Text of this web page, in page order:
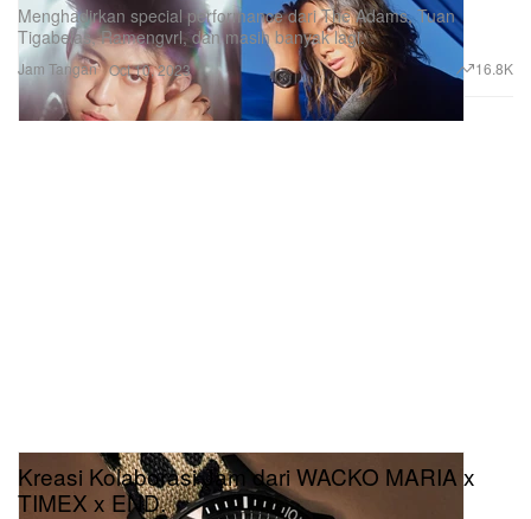
Jam Tangan
Menghadirkan special performance dari The Adams, Tuan
Tigabelas, Ramengvrl, dan masih banyak lagi.
Oct 10, 2023 16.8K
Kreasi Kolaborasi Jam dari WACKO MARIA x
TIMEX x END.